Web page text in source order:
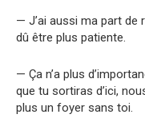
— J’ai aussi ma part de
dû être plus patiente.
— Ça n’a plus
que tu sortiras d’ici,
plus un foyer sans toi.